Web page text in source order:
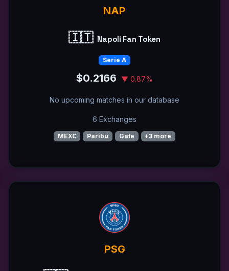
NAP
🇮🇹 Napoli Fan Token
Serie A
$0.2166 ▼ 0.87%
No upcoming matches in our database
6 Exchanges
MEXC Paribu Gate +3 more
PSG